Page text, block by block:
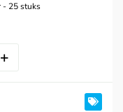
- 25 stuks